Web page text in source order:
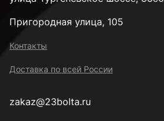
Пригородная улица, 105
Контакты
Доставка по всей России
zakaz@23bolta.ru